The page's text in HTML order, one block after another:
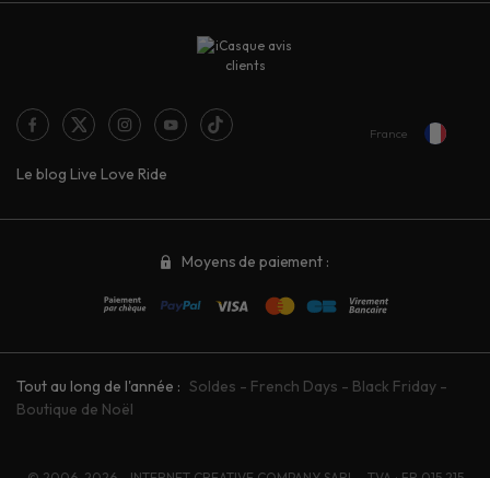
Le blog Live Love Ride
France
Moyens de paiement :
Tout au long de l'année : Soldes - French Days - Black Friday -
Boutique de Noël